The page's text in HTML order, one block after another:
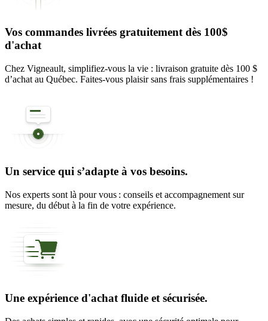
Vos commandes livrées gratuitement dès 100$
d'achat
Chez Vigneault, simplifiez-vous la vie : livraison gratuite dès 100 $
d’achat au Québec. Faites-vous plaisir sans frais supplémentaires !
Un service qui s’adapte à vos besoins.
Nos experts sont là pour vous : conseils et accompagnement sur
mesure, du début à la fin de votre expérience.
Une expérience d'achat fluide et sécurisée.